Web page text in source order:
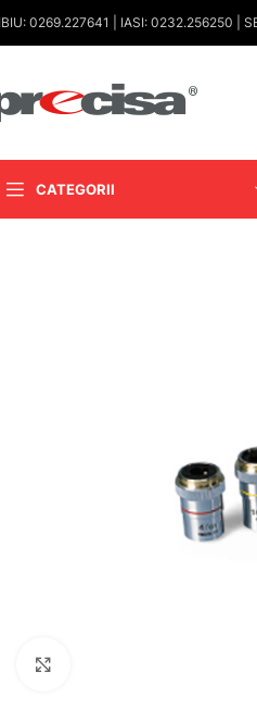
0269.227641 | IASI: 0232.256250 |
CATEGORII